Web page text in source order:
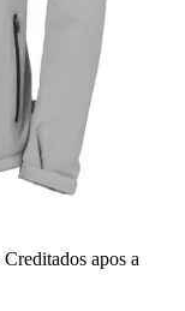
Creditados apos a